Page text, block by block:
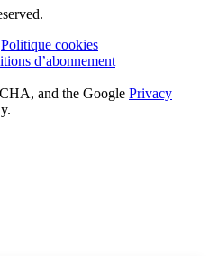
Politique cookies
d’abonnement
and the Google Privacy